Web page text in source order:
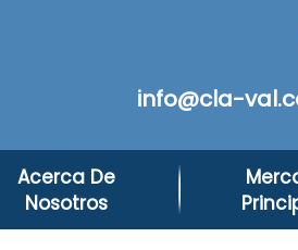
info@cla-
Acerca De
Nosotros